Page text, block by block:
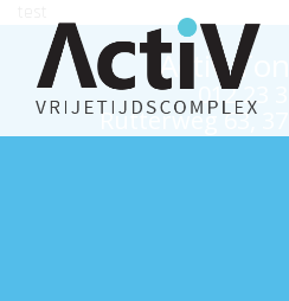
Activ
012 23
Rutterweg 63,